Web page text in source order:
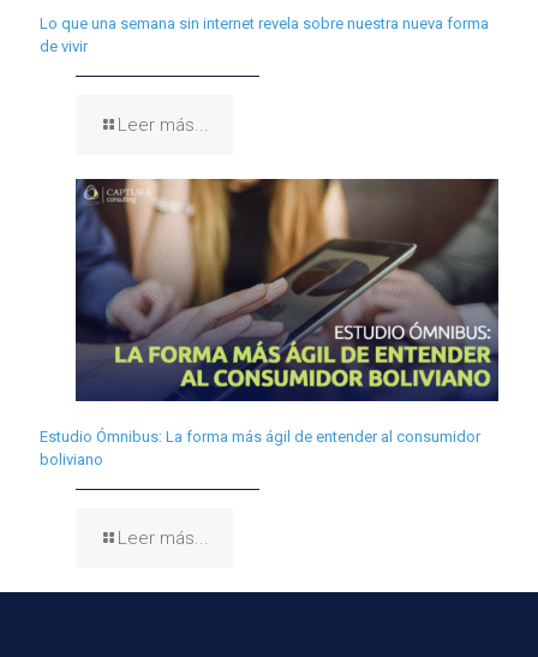
Lo que una semana sin internet revela sobre nuestra nueva forma
de vivir
Leer más...
Estudio Ómnibus: La forma más ágil de entender al consumidor
boliviano
Leer más...